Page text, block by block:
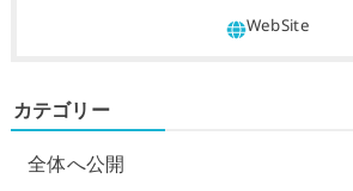
カテゴリー
全体へ公開